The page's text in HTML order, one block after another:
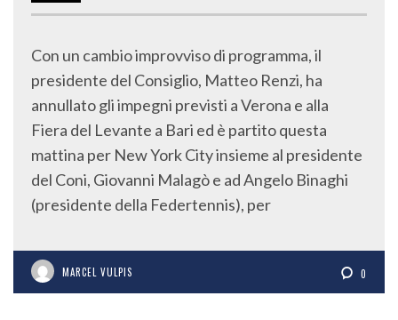
Con un cambio improvviso di programma, il
presidente del Consiglio, Matteo Renzi, ha
annullato gli impegni previsti a Verona e alla
Fiera del Levante a Bari ed è partito questa
mattina per New York City insieme al presidente
del Coni, Giovanni Malagò e ad Angelo Binaghi
(presidente della Federtennis), per
MARCEL VULPIS 0